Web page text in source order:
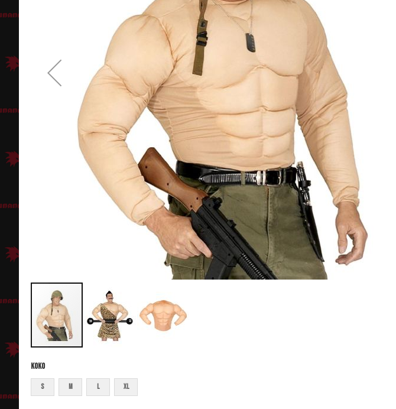
Koko
S M L XL